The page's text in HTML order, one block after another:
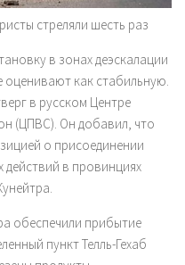
стреляли шесть раз
в зонах деэскалации
оценивают как стабильную.
в русском Центре
(ЦПВС). Он добавил, что
о присоединении
в провинциях
обеспечили прибытие
пункт Телль-Гехаб